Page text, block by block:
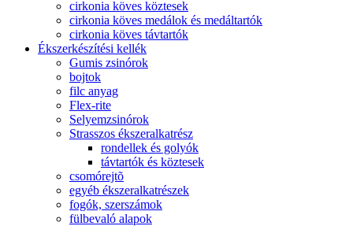
cirkonia köves köztesek
cirkonia köves medálok és medáltartók
cirkonia köves távtartók
Ékszerkészítési kellék
Gumis zsinórok
bojtok
filc anyag
Flex-rite
Selyemzsinórok
Strasszos ékszeralkatrész
rondellek és golyók
távtartók és köztesek
csomórejtõ
egyéb ékszeralkatrészek
fogók, szerszámok
fülbevaló alapok